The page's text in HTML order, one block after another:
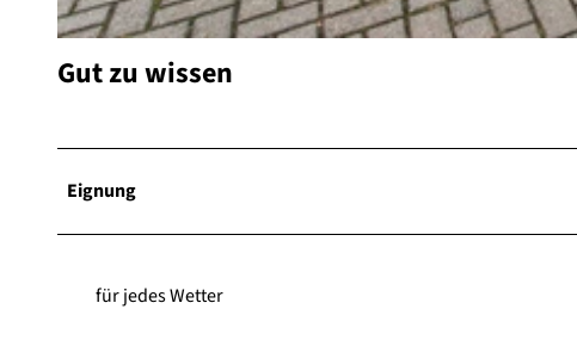
Gut zu wissen
Eignung
für jedes Wetter